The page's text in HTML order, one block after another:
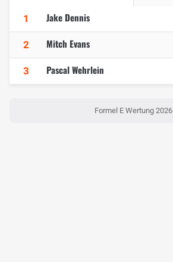
1 Jake Dennis
2 Mitch Evans
3 Pascal Wehrlein
Formel E Wertung 2026